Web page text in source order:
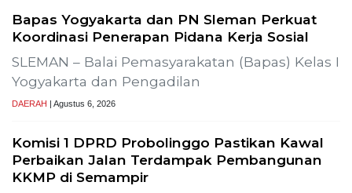
Bapas Yogyakarta dan PN Sleman Perkuat
Koordinasi Penerapan Pidana Kerja Sosial
SLEMAN – Balai Pemasyarakatan (Bapas) Kelas I
Yogyakarta dan Pengadilan
DAERAH | Agustus 6, 2026
Komisi 1 DPRD Probolinggo Pastikan Kawal
Perbaikan Jalan Terdampak Pembangunan
KKMP di Semampir